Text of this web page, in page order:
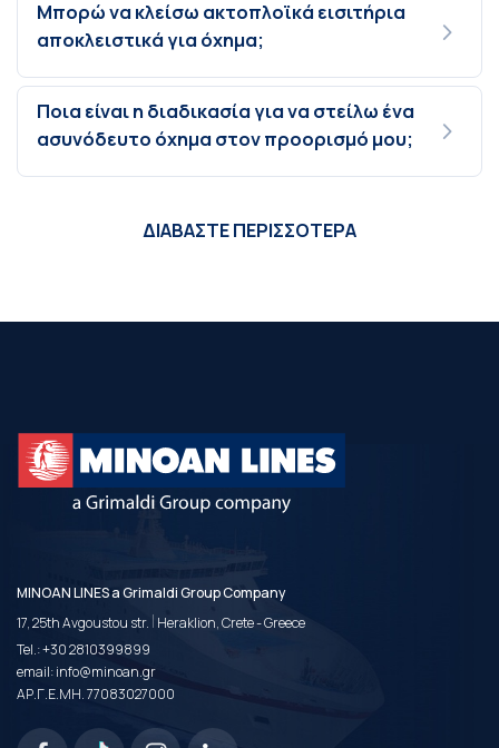
Μπορώ να κλείσω ακτοπλοϊκά εισιτήρια
αποκλειστικά για όχημα;
Ποια είναι η διαδικασία για να στείλω ένα
ασυνόδευτο όχημα στον προορισμό μου;
ΔΙΑΒΑΣΤΕ ΠΕΡΙΣΣΟΤΕΡΑ
MINOAN LINES a Grimaldi Group Company
17, 25th Avgoustou str. | Heraklion, Crete - Greece
Tel.:+30 2810399899
email:info@minoan.gr
ΑΡ.Γ.Ε.ΜΗ. 77083027000